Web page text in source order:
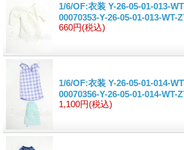
1/6/OF:衣装 Y-26-05-01-013-
00070353-Y-26-05-01-013-WT-
660円(税込)
1/6/OF:衣装 Y-26-05-01-014-
00070356-Y-26-05-01-014-WT-
1,100円(税込)